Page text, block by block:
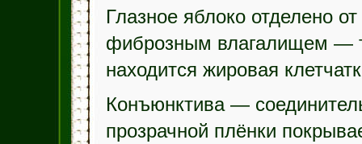
Глазное яблоко отделено
фиброзным влагалищем —
находится жировая
Конъюнктива —
прозрачной плёнки